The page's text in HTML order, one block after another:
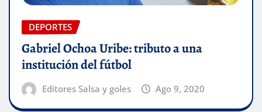
DEPORTES
Gabriel Ochoa Uribe: tributo a una
institución del fútbol
Editores Salsa y goles Ago 9, 2020